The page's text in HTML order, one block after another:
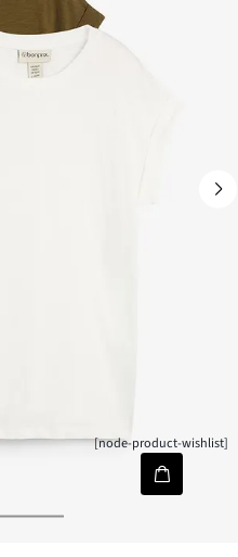
[node-product-wishlist]